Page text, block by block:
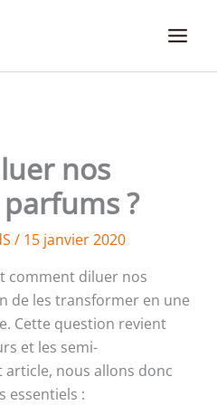
nos
?
/ 15 janvier 2020
comment diluer nos
de les transformer en une
Cette question revient
et les semi-
article, nous allons donc
essentiels :